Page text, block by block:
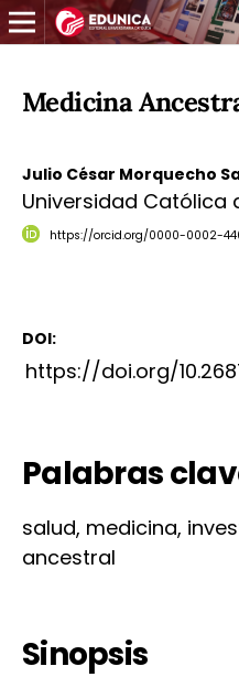
Medicina
Julio César Morquecho
Universidad Católica
https://orcid.org/0000-0002-
DOI:
https://doi.org/
Palabras
salud, medicina,
ancestral
Sinopsis